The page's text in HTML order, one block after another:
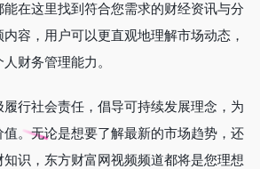
在这里找到符合您需求的财经资讯与分
容，用户可以更直观地理解市场动态，
财务管理能力。
行社会责任，倡导可持续发展理念，为
。无论是想要了解最新的市场趋势，还
识，东方财富网视频频道都将是您理想